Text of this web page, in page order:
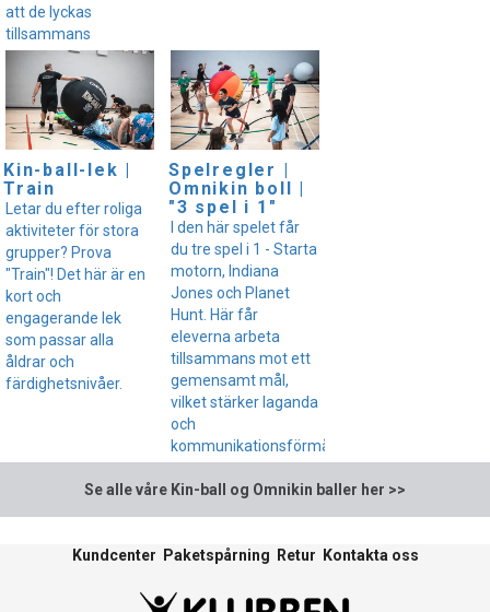
att de lyckas
tillsammans
Kin-ball-lek |
Train
Letar du efter roliga
aktiviteter för stora
grupper? Prova
"Train"! Det här är en
kort och
engagerande lek
som passar alla
åldrar och
färdighetsnivåer.
Spelregler |
Omnikin boll |
"3 spel i 1"
I den här spelet får
du tre spel i 1 - Starta
motorn, Indiana
Jones och Planet
Hunt. Här får
eleverna arbeta
tillsammans mot ett
gemensamt mål,
vilket stärker laganda
och
kommunikationsförmåga.
Se alle våre Kin-ball og Omnikin baller her >>
Kundcenter Paketspårning Retur Kontakta oss